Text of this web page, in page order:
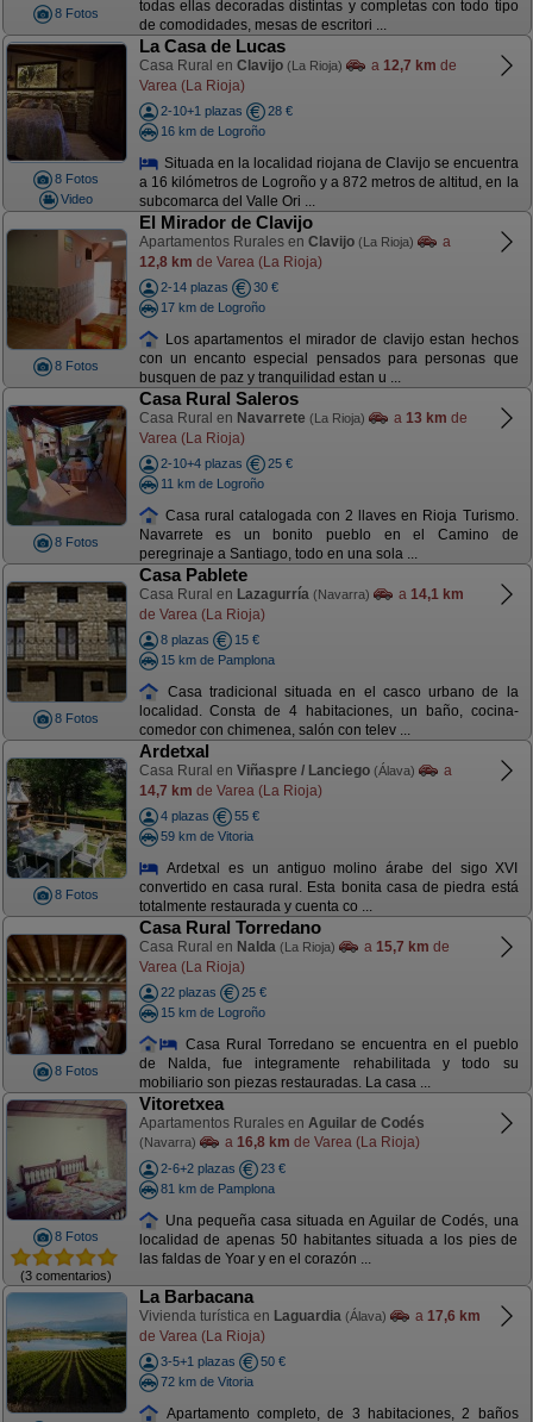
8 Fotos
todas ellas decoradas distintas y completas con todo tipo
de comodidades, mesas de escritori ...
8 Fotos
Video
La Casa de Lucas
Casa Rural en Clavijo (La Rioja) a 12,7 km de
Varea (La Rioja)
2-10+1 plazas
28 €
16 km de Logroño
Situada en la localidad riojana de Clavijo se encuentra
a 16 kilómetros de Logroño y a 872 metros de altitud, en la
subcomarca del Valle Ori ...
8 Fotos
El Mirador de Clavijo
Apartamentos Rurales en Clavijo (La Rioja)
a
12,8 km de Varea (La Rioja)
2-14 plazas
30 €
17 km de Logroño
Los apartamentos el mirador de clavijo estan hechos
con un encanto especial pensados para personas que
busquen de paz y tranquilidad estan u ...
8 Fotos
Casa Rural Saleros
Casa Rural en Navarrete (La Rioja) a 13 km de
Varea (La Rioja)
2-10+4 plazas
25 €
11 km de Logroño
Casa rural catalogada con 2 llaves en Rioja Turismo.
Navarrete es un bonito pueblo en el Camino de
peregrinaje a Santiago, todo en una sola ...
8 Fotos
Casa Pablete
Casa Rural en Lazagurría (Navarra) a 14,1 km
de Varea (La Rioja)
8 plazas
15 €
15 km de Pamplona
Casa tradicional situada en el casco urbano de la
localidad. Consta de 4 habitaciones, un baño, cocina-
comedor con chimenea, salón con telev ...
8 Fotos
Ardetxal
Casa Rural en Viñaspre / Lanciego (Álava)
a
14,7 km de Varea (La Rioja)
4 plazas
55 €
59 km de Vitoria
Ardetxal es un antiguo molino árabe del sigo XVI
convertido en casa rural. Esta bonita casa de piedra está
totalmente restaurada y cuenta co ...
8 Fotos
Casa Rural Torredano
Casa Rural en Nalda (La Rioja) a 15,7 km de
Varea (La Rioja)
22 plazas
25 €
15 km de Logroño
Casa Rural Torredano se encuentra en el pueblo
de Nalda, fue integramente rehabilitada y todo su
mobiliario son piezas restauradas. La casa ...
8 Fotos
(3 comentarios)
Vitoretxea
Apartamentos Rurales en Aguilar de Codés
(Navarra) a 16,8 km de Varea (La Rioja)
2-6+2 plazas
23 €
81 km de Pamplona
Una pequeña casa situada en Aguilar de Codés, una
localidad de apenas 50 habitantes situada a los pies de
las faldas de Yoar y en el corazón ...
La Barbacana
Vivienda turística en Laguardia (Álava) a 17,6 km
de Varea (La Rioja)
3-5+1 plazas
50 €
72 km de Vitoria
Apartamento completo, de 3 habitaciones, 2 baños